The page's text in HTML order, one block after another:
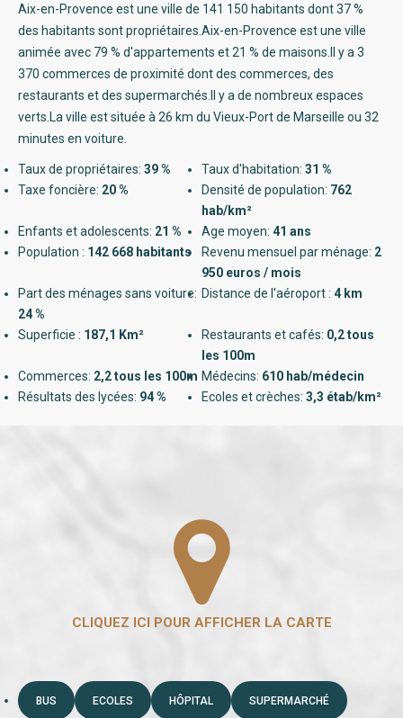
Aix-en-Provence est une ville de 141 150 habitants dont 37 %
des habitants sont propriétaires.Aix-en-Provence est une ville
animée avec 79 % d'appartements et 21 % de maisons.Il y a 3
370 commerces de proximité dont des commerces, des
restaurants et des supermarchés.Il y a de nombreux espaces
verts.La ville est située à 26 km du Vieux-Port de Marseille ou 32
minutes en voiture.
Taux de propriétaires: 39 % Taux d'habitation: 31 %
Taxe foncière: 20 % Densité de population: 762
hab/km²
Enfants et adolescents: 21 % Age moyen: 41 ans
Population : 142 668 habitants Revenu mensuel par ménage: 2
950 euros / mois
Part des ménages sans voiture:
24 %
Distance de l'aéroport : 4 km
Superficie : 187,1 Km² Restaurants et cafés: 0,2 tous
les 100m
Commerces: 2,2 tous les 100m Médecins: 610 hab/médecin
Résultats des lycées: 94 % Ecoles et crèches: 3,3 étab/km²
BUS ECOLES HÔPITAL SUPERMARCHÉ